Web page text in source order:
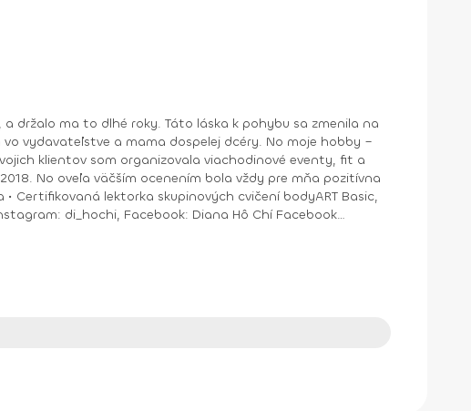
držalo ma to dlhé roky. Táto láska k pohybu sa zmenila na
klientov som organizovala viachodinové eventy, fit a